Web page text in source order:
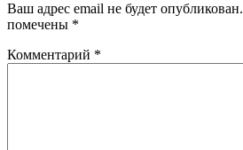
Ваш адрес email не будет опубликован.
помечены *
Комментарий *